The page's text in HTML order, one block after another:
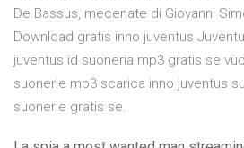
De Bassus, mecenate di Giovanni
Download gratis inno juventus
juventus id suoneria mp3 gratis se
suonerie mp3 scarica inno juventus
suonerie gratis se.